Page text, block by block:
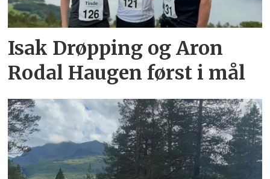
Isak Drøpping og Aron
Rodal Haugen først i mål